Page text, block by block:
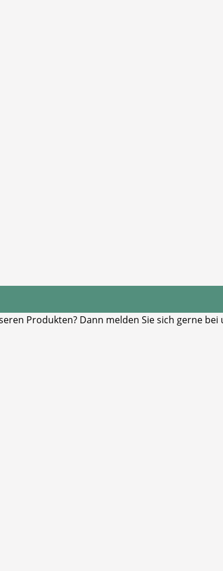
Produkten? Dann melden Sie sich gerne